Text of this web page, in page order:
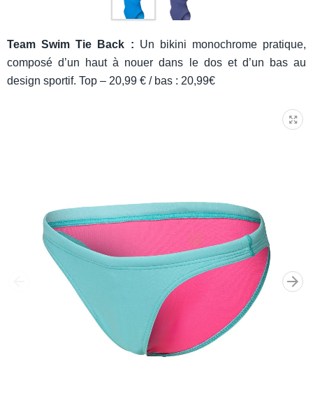
Team Swim Tie Back : Un bikini monochrome pratique,
composé d’un haut à nouer dans le dos et d’un bas au
design sportif. Top – 20,99 € / bas : 20,99€